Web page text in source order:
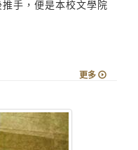
手，便是本校文學院
更多